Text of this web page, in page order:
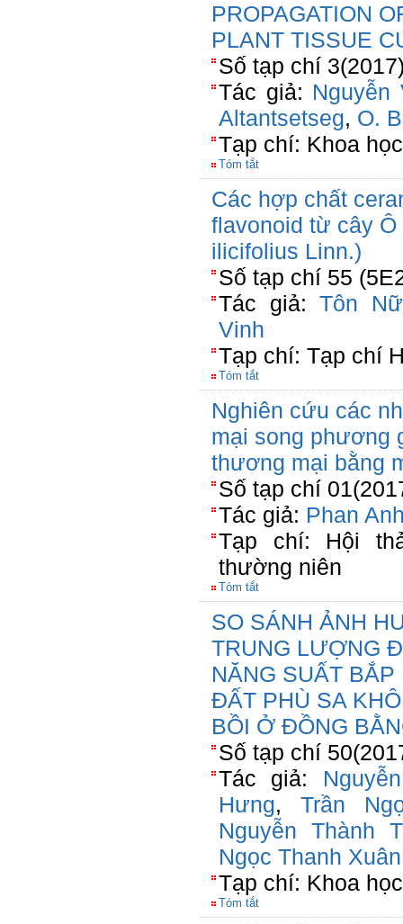
PROPAGATION
PLANT TISSUE
Số tạp chí
Tác giả: Nguyễn
Altantsetseg, O.
Tạp chí: Khoa
Tóm tắt
Các hợp chất
flavonoid từ cây
ilicifolius Linn.)
Số tạp chí 55
Tác giả:Tôn
Vinh
Tạp chí: Tạp chí
Tóm tắt
Nghiên cứu các
mại song phương
thương mại bằng
Số tạp chí
Tác giả: Phan
Tạp chí: Hội
thường niên
Tóm tắt
SO SÁNH ẢNH
TRUNG LƯỢNG
NĂNG SUẤT
ĐẤT PHÙ SA
BỒI Ở ĐỒNG
Số tạp chí
Tác giả:
Hưng,Trần
Nguyễn Thành
Ngọc Thanh Xuân
Tạp chí: Khoa
Tóm tắt